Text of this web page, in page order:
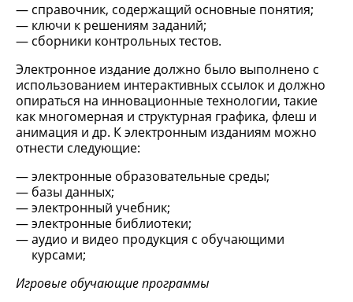
справочник, содержащий основные понятия;
ключи к решениям заданий;
сборники контрольных тестов.
Электронное издание должно было выполнено с
использованием интерактивных ссылок и должно
опираться на инновационные технологии, такие
как многомерная и структурная графика, флеш и
анимация и др. К электронным изданиям можно
отнести следующие:
электронные образовательные среды;
базы данных;
электронный учебник;
электронные библиотеки;
аудио и видео продукция с обучающими
курсами;
Игровые обучающие программы